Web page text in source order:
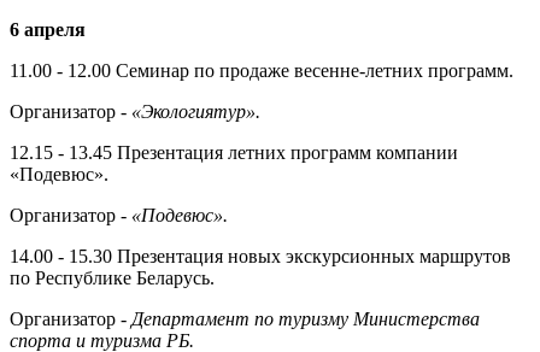
6 апреля
11.00 - 12.00 Семинар по продаже весенне-летних программ.
Организатор - «Экологиятур».
12.15 - 13.45 Презентация летних программ компании
«Подевюс».
Организатор - «Подевюс».
14.00 - 15.30 Презентация новых экскурсионных маршрутов
по Ре­спублике Беларусь.
Организатор - Департамент по туризму Министерства
спорта и туризма РБ.